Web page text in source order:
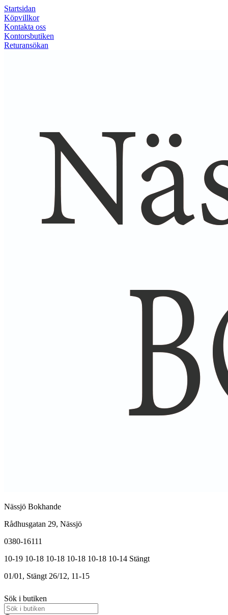
Startsidan
Köpvillkor
Kontakta oss
Kontorsbutiken
Returansökan
Nässjö Bokhande
Rådhusgatan 29, Nässjö
0380-16111
10-19 10-18 10-18 10-18 10-18 10-14 Stängt
01/01, Stängt 26/12, 11-15
Sök i butiken